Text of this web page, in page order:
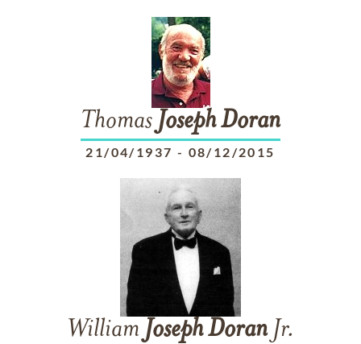
Thomas JosephDoran
21/04/1937 - 08/12/2015
William Joseph DoranJr.